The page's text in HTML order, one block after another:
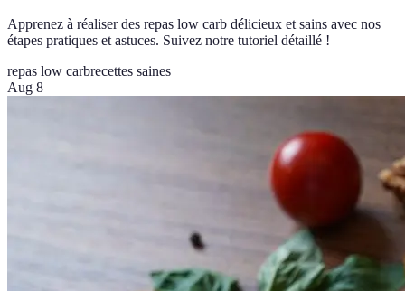
Apprenez à réaliser des repas low carb délicieux et sains avec nos
étapes pratiques et astuces. Suivez notre tutoriel détaillé !
repas low carbrecettes saines
Aug 8